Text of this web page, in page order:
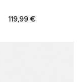
119,99 €